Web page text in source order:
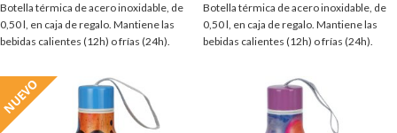
Botella térmica de acero inoxidable, de
0,50 l, en caja de regalo. Mantiene las
bebidas calientes (12h) o frías (24h).
Botella térmica de acero inoxidable, de
0,50 l, en caja de regalo. Mantiene las
bebidas calientes (12h) o frías (24h).
NUEVO